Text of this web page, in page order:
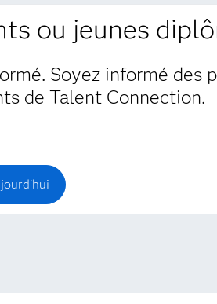
ou jeunes
Soyez informé des
de Talent Connection.